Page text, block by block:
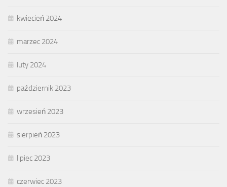
kwiecień 2024
marzec 2024
luty 2024
październik 2023
wrzesień 2023
sierpień 2023
lipiec 2023
czerwiec 2023